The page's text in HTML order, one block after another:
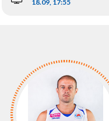
18.09, 17:55